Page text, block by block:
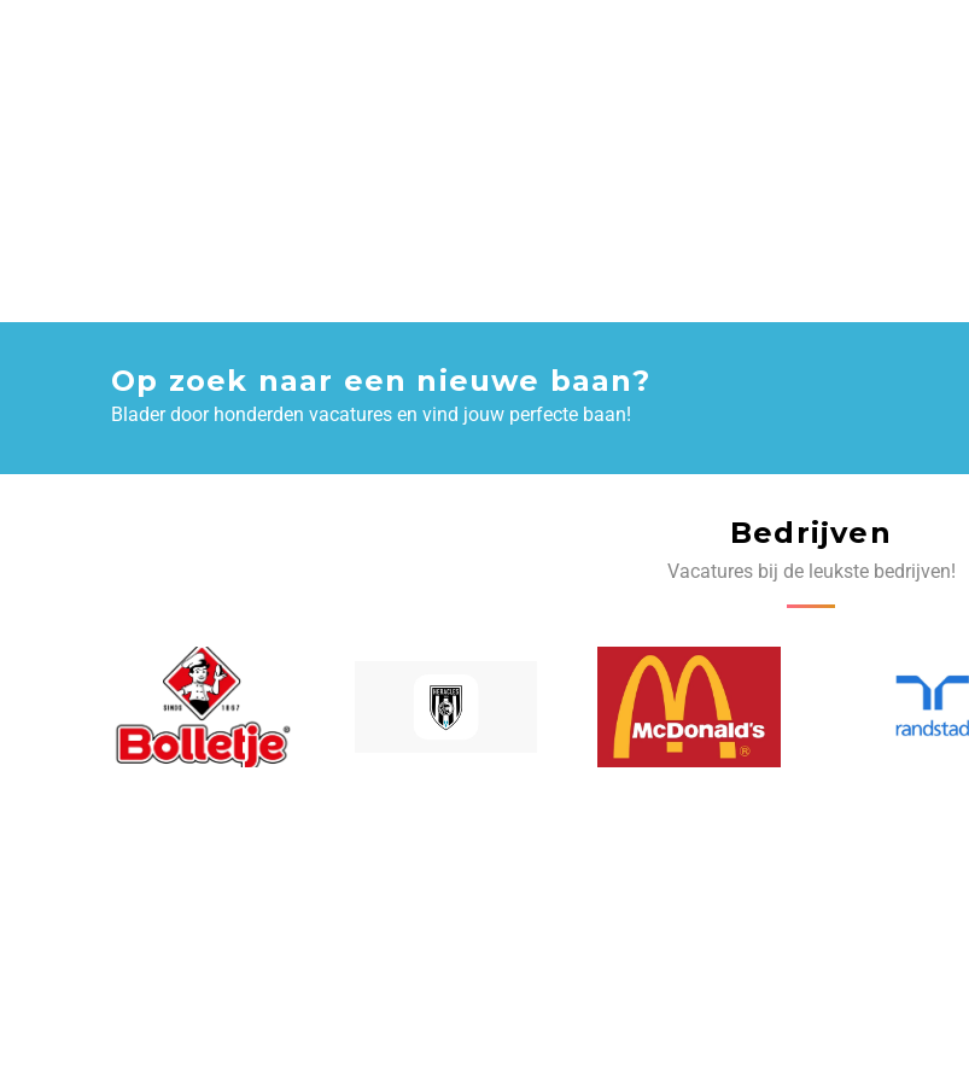
Op zoek naar een nieuwe baan?
Blader door honderden vacatures en vind jouw perfecte baan!
Bedrijven
Vacatures bij de leukste bedrijven!